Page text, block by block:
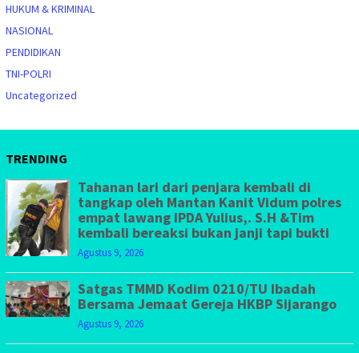
HUKUM & KRIMINAL
NASIONAL
PENDIDIKAN
TNI-POLRI
Uncategorized
TRENDING
Tahanan lari dari penjara kembali di
tangkap oleh Mantan Kanit Vidum polres
empat lawang IPDA Yulius,. S.H &Tim
kembali bereaksi bukan janji tapi bukti
Agustus 9, 2026
Satgas TMMD Kodim 0210/TU Ibadah
Bersama Jemaat Gereja HKBP Sijarango
Agustus 9, 2026